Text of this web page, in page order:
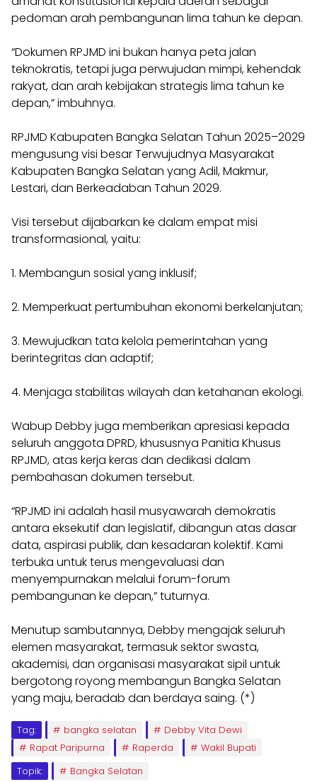
pedoman arah pembangunan lima tahun ke depan.
“Dokumen RPJMD ini bukan hanya peta jalan
teknokratis, tetapi juga perwujudan mimpi, kehendak
rakyat, dan arah kebijakan strategis lima tahun ke
depan,” imbuhnya.
RPJMD Kabupaten Bangka Selatan Tahun 2025–2029
mengusung visi besar Terwujudnya Masyarakat
Kabupaten Bangka Selatan yang Adil, Makmur,
Lestari, dan Berkeadaban Tahun 2029.
Visi tersebut dijabarkan ke dalam empat misi
transformasional, yaitu:
1. Membangun sosial yang inklusif;
2. Memperkuat pertumbuhan ekonomi berkelanjutan;
3. Mewujudkan tata kelola pemerintahan yang
berintegritas dan adaptif;
4. Menjaga stabilitas wilayah dan ketahanan ekologi.
Wabup Debby juga memberikan apresiasi kepada
seluruh anggota DPRD, khususnya Panitia Khusus
RPJMD, atas kerja keras dan dedikasi dalam
pembahasan dokumen tersebut.
“RPJMD ini adalah hasil musyawarah demokratis
antara eksekutif dan legislatif, dibangun atas dasar
data, aspirasi publik, dan kesadaran kolektif. Kami
terbuka untuk terus mengevaluasi dan
menyempurnakan melalui forum-forum
pembangunan ke depan,” tuturnya.
Menutup sambutannya, Debby mengajak seluruh
elemen masyarakat, termasuk sektor swasta,
akademisi, dan organisasi masyarakat sipil untuk
bergotong royong membangun Bangka Selatan
yang maju, beradab dan berdaya saing. (*)
Tag: bangka selatan
Debby Vita Dewi
Rapat Paripurna
Raperda
Wakil Bupati
Topik:
Bangka Selatan